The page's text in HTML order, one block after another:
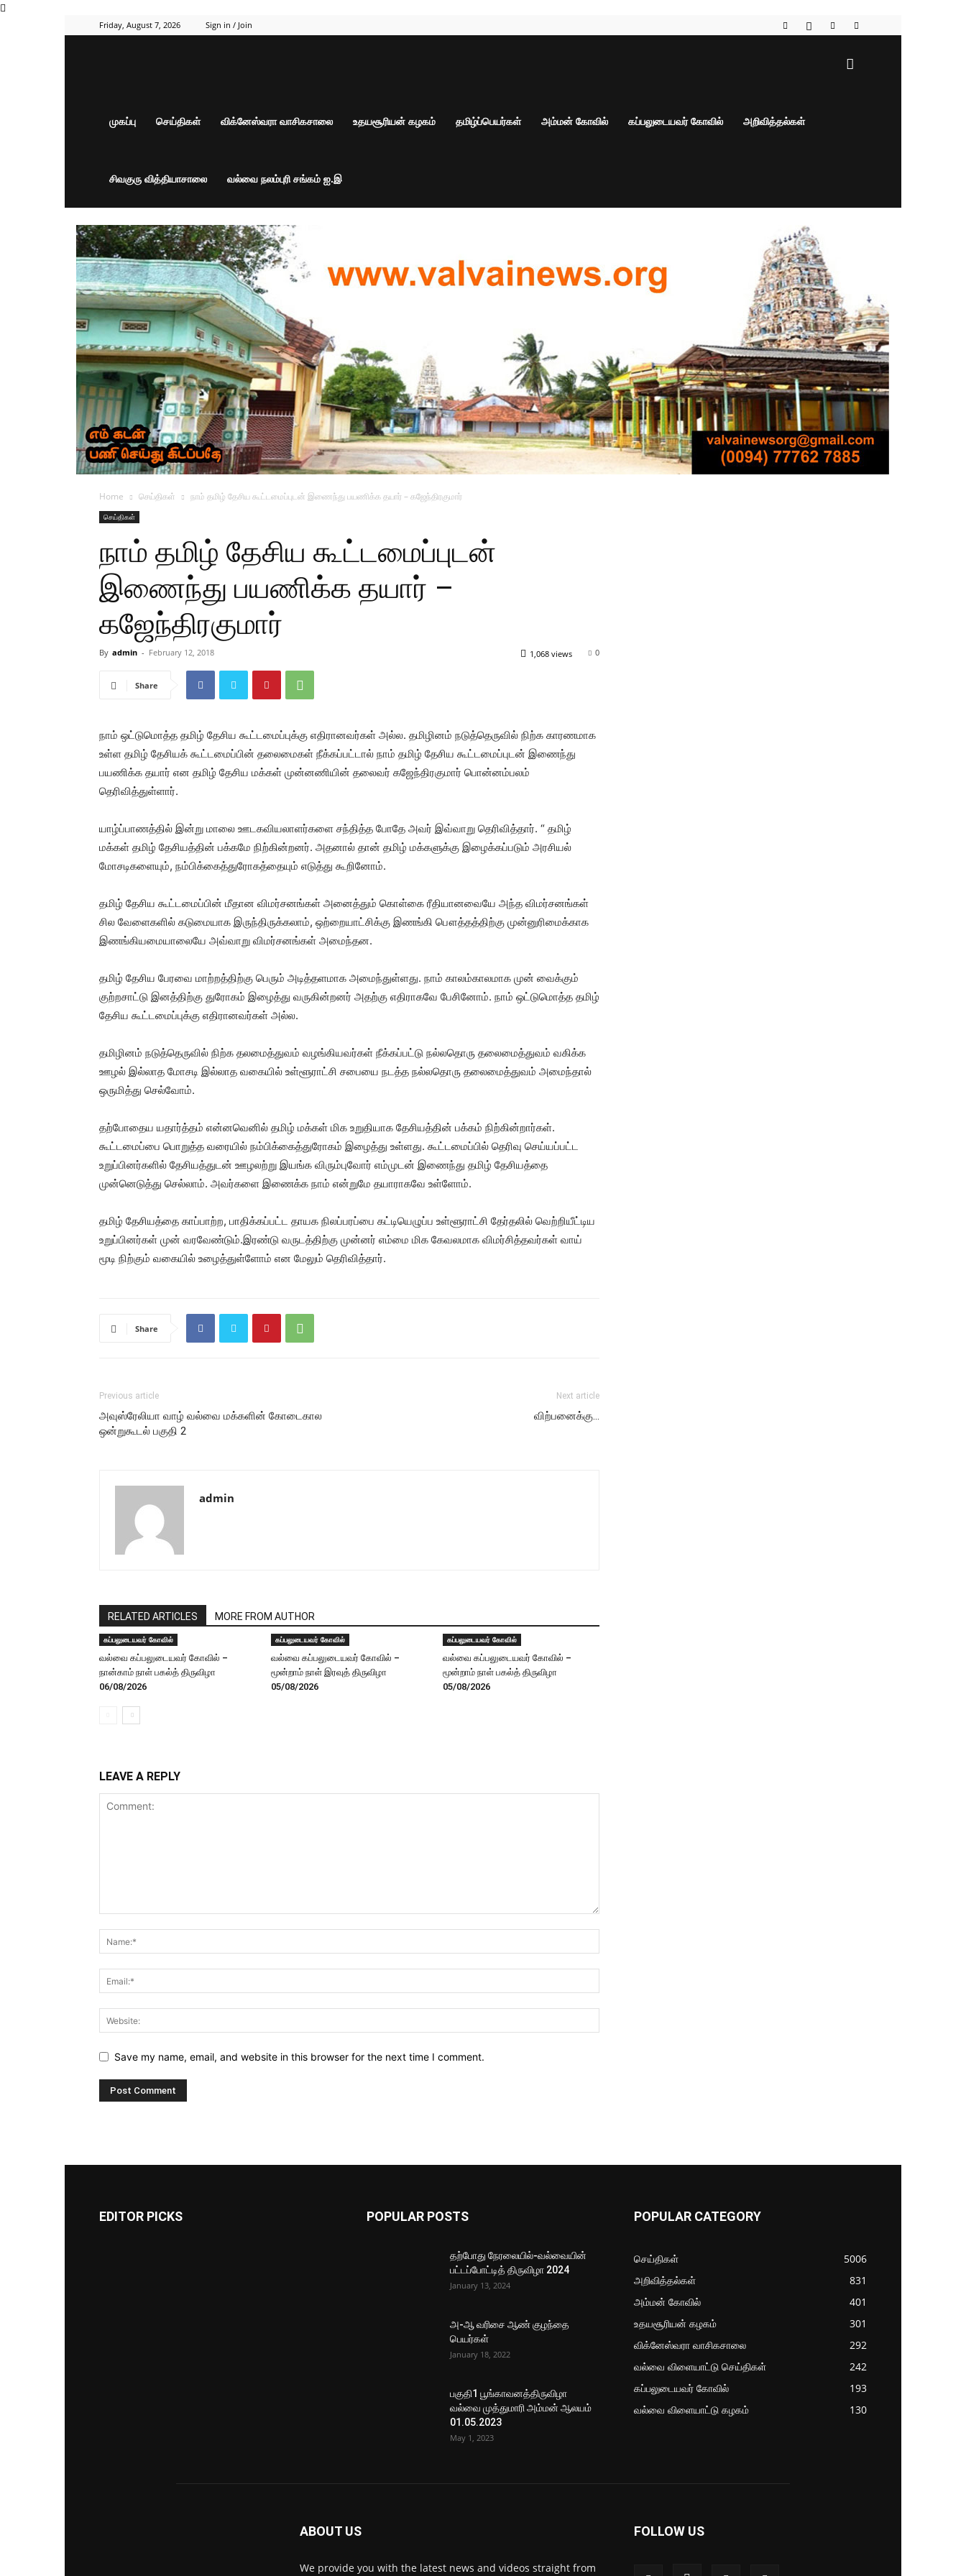
Friday, August 7, 2026 Sign in / Join
முகப்பு செய்திகள் விக்னேஸ்வரா வாசிகசாலை உதயசூரியன் கழகம் தமிழ்ப்பெயர்கள் அம்மன் கோவில் கப்பலுடையவர் கோவில் அறிவித்தல்கள்
சிவகுரு வித்தியாசாலை வல்வை நலம்புரி சங்கம் ஐ.இ
Home செய்திகள் நாம் தமிழ் தேசிய கூட்டமைப்புடன் இணைந்து பயணிக்க தயார் – கஜேந்திரகுமார்
செய்திகள்
நாம் தமிழ் தேசிய கூட்டமைப்புடன்
இணைந்து பயணிக்க தயார் –
கஜேந்திரகுமார்
By admin - February 12, 2018 0
1,068 views
Share
நாம் ஒட்டுமொத்த தமிழ் தேசிய கூட்டமைப்புக்கு எதிரானவர்கள் அல்ல. தமிழினம் நடுத்தெருவில் நிற்க காரணமாக
உள்ள தமிழ் தேசியக் கூட்டமைப்பின் தலைமைகள் நீக்கப்பட்டால் நாம் தமிழ் தேசிய கூட்டமைப்புடன் இணைந்து
பயணிக்க தயார் என தமிழ் தேசிய மக்கள் முன்னணியின் தலைவர் கஜேந்திரகுமார் பொன்னம்பலம்
தெரிவித்துள்ளார்.
யாழ்ப்பாணத்தில் இன்று மாலை ஊடகவியலாளர்களை சந்தித்த போதே அவர் இவ்வாறு தெரிவித்தார். “ தமிழ்
மக்கள் தமிழ் தேசியத்தின் பக்கமே நிற்கின்றனர். அதனால் தான் தமிழ் மக்களுக்கு இழைக்கப்படும் அரசியல்
மோசடிகளையும், நம்பிக்கைத்துரோகத்தையும் எடுத்து கூறினோம்.
தமிழ் தேசிய கூட்டமைப்பின் மீதான விமர்சனங்கள் அனைத்தும் கொள்கை ரீதியானவையே அந்த விமர்சனங்கள்
சில வேளைகளில் கடுமையாக இருந்திருக்கலாம், ஒற்றையாட்சிக்கு இணங்கி பௌத்தத்திற்கு முன்னுரிமைக்காக
இணங்கியமையாலையே அவ்வாறு விமர்சனங்கள் அமைந்தன.
தமிழ் தேசிய பேரவை மாற்றத்திற்கு பெரும் அடித்தளமாக அமைந்துள்ளது. நாம் காலம்காலமாக முன் வைக்கும்
குற்றசாட்டு இனத்திற்கு துரோகம் இழைத்து வருகின்றனர் அதற்கு எதிராகவே பேசினோம். நாம் ஒட்டுமொத்த தமிழ்
தேசிய கூட்டமைப்புக்கு எதிரானவர்கள் அல்ல.
தமிழினம் நடுத்தெருவில் நிற்க தலமைத்துவம் வழங்கியவர்கள் நீக்கப்பட்டு நல்லதொரு தலைமைத்துவம் வகிக்க
ஊழல் இல்லாத மோசடி இல்லாத வகையில் உள்ளூராட்சி சபையை நடத்த நல்லதொரு தலைமைத்துவம் அமைந்தால்
ஒருமித்து செல்வோம்.
தற்போதைய யதார்த்தம் என்னவெனில் தமிழ் மக்கள் மிக உறுதியாக தேசியத்தின் பக்கம் நிற்கின்றார்கள்.
கூட்டமைப்பை பொறுத்த வரையில் நம்பிக்கைத்துரோகம் இழைத்து உள்ளது. கூட்டமைப்பில் தெரிவு செய்யப்பட்ட
உறுப்பினர்களில் தேசியத்துடன் ஊழலற்று இயங்க விரும்புவோர் எம்முடன் இணைந்து தமிழ் தேசியத்தை
முன்னெடுத்து செல்லாம். அவர்களை இணைக்க நாம் என்றுமே தயாராகவே உள்ளோம்.
தமிழ் தேசியத்தை காப்பாற்ற, பாதிக்கப்பட்ட தாயக நிலப்பரப்பை கட்டியெழுப்ப உள்ளூராட்சி தேர்தலில் வெற்றியீட்டிய
உறுப்பினர்கள் முன் வரவேண்டும்.இரண்டு வருடத்திற்கு முன்னர் எம்மை மிக கேவலமாக விமர்சித்தவர்கள் வாய்
மூடி நிற்கும் வகையில் உழைத்துள்ளோம் என மேலும் தெரிவித்தார்.
Share
Previous article
அவுஸ்ரேலியா வாழ் வல்வை மக்களின் கோடைகால
ஒன்றுகூடல் பகுதி 2
Next article
விற்பனைக்கு…
admin
RELATED ARTICLES MORE FROM AUTHOR
கப்பலுடையவர் கோவில்
வல்வை கப்பலுடையவர் கோவில் –
நான்காம் நாள் பகல்த் திருவிழா
06/08/2026
கப்பலுடையவர் கோவில்
வல்வை கப்பலுடையவர் கோவில் –
மூன்றாம் நாள் இரவுத் திருவிழா
05/08/2026
கப்பலுடையவர் கோவில்
வல்வை கப்பலுடையவர் கோவில் –
மூன்றாம் நாள் பகல்த் திருவிழா
05/08/2026
LEAVE A REPLY
Save my name, email, and website in this browser for the next time I comment.
EDITOR PICKS POPULAR POSTS
தற்போது நேரலையில்-வல்வையின்
பட்டப்போட்டித் திருவிழா 2024
January 13, 2024
அ-ஆ வரிசை ஆண் குழந்தை
பெயர்கள்
January 18, 2022
பகுதி1 பூங்காவனத்திருவிழா
வல்வை முத்துமாரி அம்மன் ஆலயம்
01.05.2023
May 1, 2023
POPULAR CATEGORY
செய்திகள்
5006
அறிவித்தல்கள்
831
அம்மன் கோவில்
401
உதயசூரியன் கழகம்
301
விக்னேஸ்வரா வாசிகசாலை
292
வல்வை விளையாட்டு செய்திகள்
242
கப்பலுடையவர் கோவில்
193
வல்வை விளையாட்டு கழகம்
130
ABOUT US
We provide you with the latest news and videos straight from
FOLLOW US